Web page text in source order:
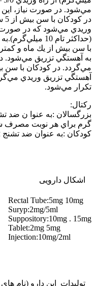
مي‌شود. در صورت نياز، اين مقدار هر 5-2
(حداكثر تام 10
تكرار مي‌شود.
ركتال:
گرم براي هر نوبت مصرف
كودكان :به عنوان ضد تشنج kg/mg0/5 -0/2مصرف مي شود .
اشکال دارویی
Rectal Tube:5mg 10mg
Suryp:2mg/5ml
Suppository:10mg . 15mg
Tablet:2mg 5mg
Injection:10mg/2ml
تولیدات این دارو (نام